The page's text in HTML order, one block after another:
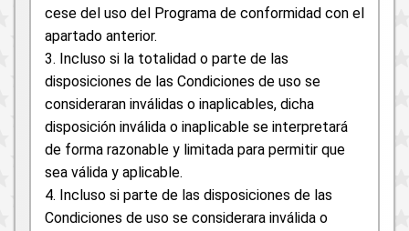
cese del uso del Programa de conformidad con el
apartado anterior.
3. Incluso si la totalidad o parte de las
disposiciones de las Condiciones de uso se
consideraran inválidas o inaplicables, dicha
disposición inválida o inaplicable se interpretará
de forma razonable y limitada para permitir que
sea válida y aplicable.
4. Incluso si parte de las disposiciones de las
Condiciones de uso se considerara inválida o